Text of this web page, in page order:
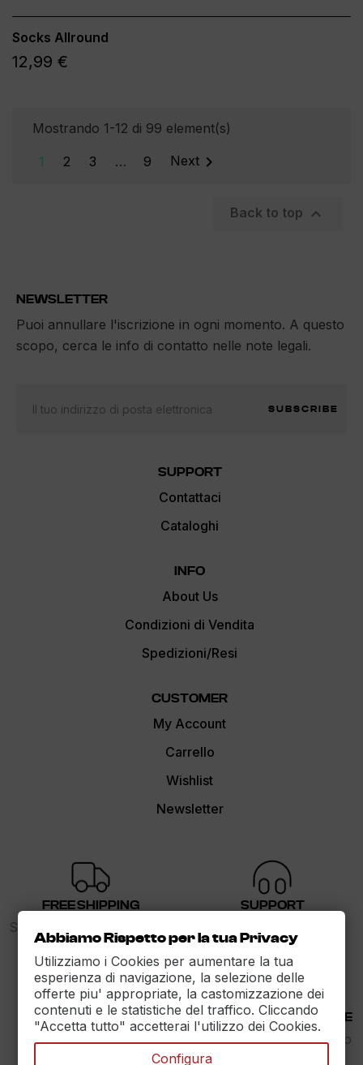
Socks Allround
12,99 €
Mostrando 1-12 di 99 element(s)
1 2 3 … 9 Next 
Back to top 
NEWSLETTER
Puoi annullare l'iscrizione in ogni momento. A questo
scopo, cerca le info di contatto nelle note legali.
SUBSCRIBE
SUPPORT
Contattaci
Cataloghi
INFO
About Us
Condizioni di Vendita
Spedizioni/Resi
CUSTOMER
My Account
Carrello
Wishlist
Newsletter
FREE SHIPPING
Spedizione gratuita sopra i
89€
SUPPORT
30 DAYS RETURN
Reso Garantito entro
100% PAYMENT SECURE
Assicuriamo il pagamento
Abbiamo Rispetto per la tua Privacy
Utilizziamo i Cookies per aumentare la tua
esperienza di navigazione, la selezione delle
offerte piu' appropriate, la castomizzazione dei
contenuti e le statistiche del traffico. Cliccando
"Accetta tutto" accetterai l'utilizzo dei Cookies.
Configura